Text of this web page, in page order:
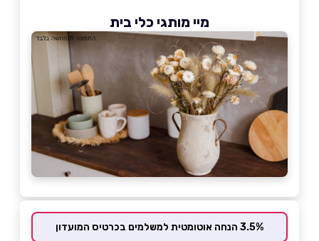
מיי מותגי כלי בית
3.5% הנחה אוטומטית למשלמים בכרטיס המועדון